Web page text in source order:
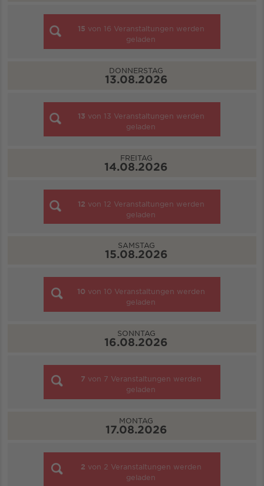
15 von 16 Veranstaltungen werden
geladen
DONNERSTAG
13.08.2026
13 von 13 Veranstaltungen werden
geladen
FREITAG
14.08.2026
12 von 12 Veranstaltungen werden
geladen
SAMSTAG
15.08.2026
10 von 10 Veranstaltungen werden
geladen
SONNTAG
16.08.2026
7 von 7 Veranstaltungen werden
geladen
MONTAG
17.08.2026
2 von 2 Veranstaltungen werden
geladen